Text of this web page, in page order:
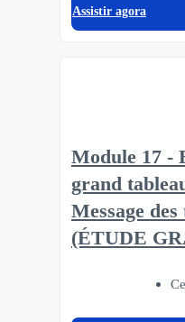
Assistir agora
Module 17 -
grand
Message
(ÉTUDE